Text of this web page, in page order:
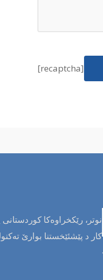
[recaptcha]
نوتر، رێکخراوەکا
کار د پێشئێخستنا بوارێ